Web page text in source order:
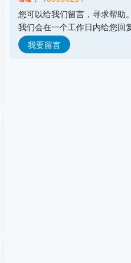
主营产品：粉体技术,粉体装备
弗格森输送机械(常州)有限公
您可以给我们留言，寻求帮助。
我们会在一个工作日内给您回
我要留言